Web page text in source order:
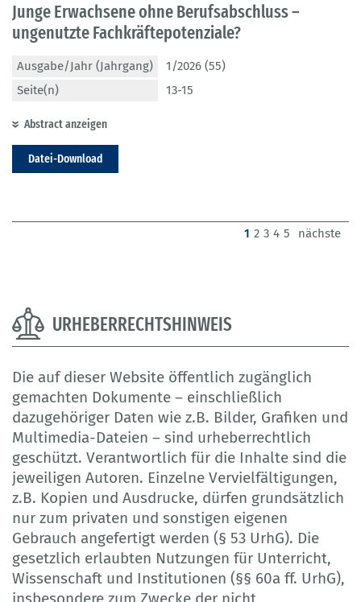
Junge Erwachsene ohne Berufsabschluss –
ungenutzte Fachkräftepotenziale?
Ausgabe/Jahr (Jahrgang)
1/2026 (55)
Seite(n)
13-15
Abstract anzeigen
Datei-Download
1 (current)
2 3 4 5 nächste
URHEBERRECHTSHINWEIS
Die auf dieser Website öffentlich zugänglich
gemachten Dokumente – einschließlich
dazugehöriger Daten wie z.B. Bilder, Grafiken und
Multimedia-Dateien – sind urheberrechtlich
geschützt. Verantwortlich für die Inhalte sind die
jeweiligen Autoren. Einzelne Vervielfältigungen,
z.B. Kopien und Ausdrucke, dürfen grundsätzlich
nur zum privaten und sonstigen eigenen
Gebrauch angefertigt werden (§ 53 UrhG). Die
gesetzlich erlaubten Nutzungen für Unterricht,
Wissenschaft und Institutionen (§§ 60a ff. UrhG),